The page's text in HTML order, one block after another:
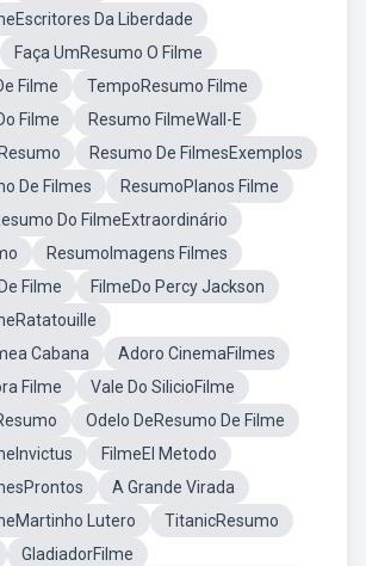
Da Liberdade
Faça UmResumo O Filme
Filme
TempoResumo Filme
Filme
Resumo FilmeWall-E
Resumo De FilmesExemplos
De Filmes
ResumoPlanos Filme
Do FilmeExtraordinário
ResumoImagens Filmes
Filme
FilmeDo Percy Jackson
Cabana
Adoro CinemaFilmes
Filme
Vale Do SilicioFilme
Odelo DeResumo De Filme
FilmeEl Metodo
A Grande Virada
Lutero
TitanicResumo
GladiadorFilme